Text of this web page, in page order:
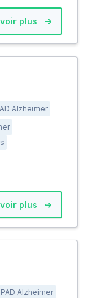
plus
Alzheimer
plus
Alzheimer